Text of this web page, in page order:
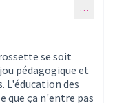
…
se soit
pédagogique et
L'éducation des
que ça n'entre pas